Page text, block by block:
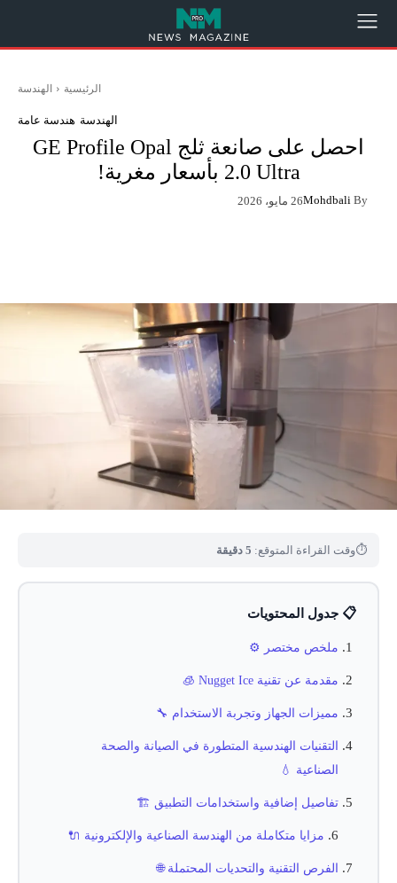
الرئيسية الهندسة
الهندسة هندسة عامة
احصل على صانعة ثلج GE Profile Opal
2.0 Ultra بأسعار مغرية!
By
Mohdbali26 مايو، 2026
⏱وقت القراءة المتوقع: 5 دقيقة
📋 جدول المحتويات
ملخص مختصر ⚙️
مقدمة عن تقنية Nugget Ice 🧊
مميزات الجهاز وتجربة الاستخدام 🔧
التقنيات الهندسية المتطورة في الصيانة والصحة
الصناعية 💧
تفاصيل إضافية واستخدامات التطبيق 🏗️
مزايا متكاملة من الهندسة الصناعية والإلكترونية 🔌
الفرص التقنية والتحديات المحتملة 🌐